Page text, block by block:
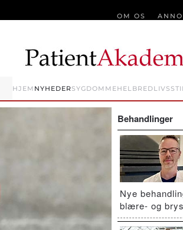
OM OS
HJEM NYHEDERSYGDOMMEHELBRED
Behandlinger
Nye
blære- og